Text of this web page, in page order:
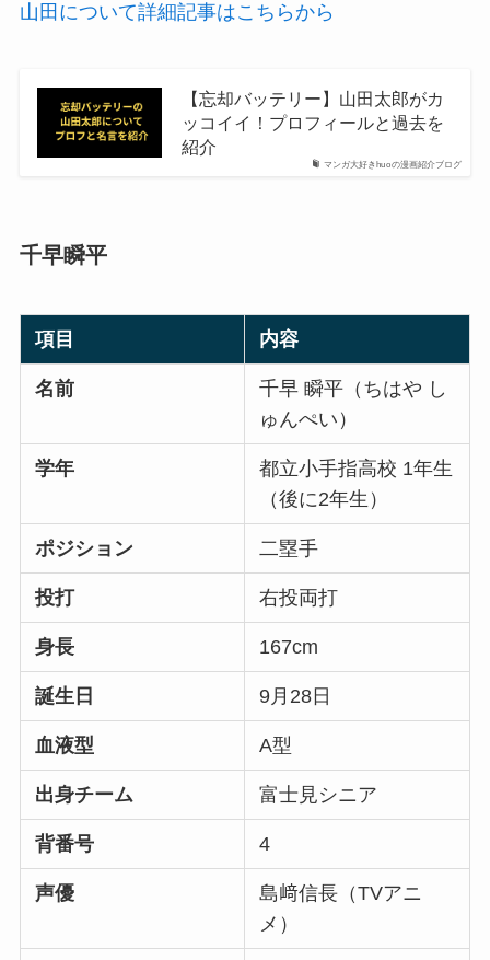
山田について詳細記事はこちらから
マンガ大好きhuoの漫画紹介ブログ
【忘却バッテリー】山田太郎がカ
ッコイイ！プロフィールと過去を
紹介
千早瞬平
項目 内容
名前
千早 瞬平（ちはや し
ゅんぺい）
学年
都立小手指高校 1年生
（後に2年生）
ポジション 二塁手
投打 右投両打
身長 167cm
誕生日 9月28日
血液型 A型
出身チーム 富士見シニア
背番号 4
声優
島﨑信長（TVアニ
メ）